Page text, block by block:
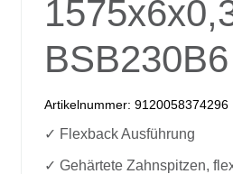
BSB230B6
Artikelnummer: 9120058374296
✓ Flexback Ausführung
✓ Gehärtete Zahnspitzen,